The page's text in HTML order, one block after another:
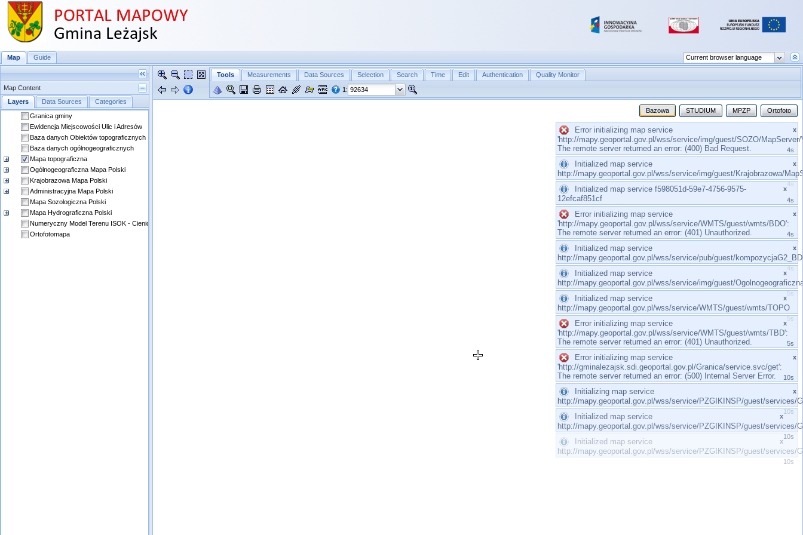
Map Guide
Tools Measurements Data Sources Selection Search Time Edit Authentication Quality Monitor
1:
Bazowa STUDIUM MPZP Ortofoto
x
Error initializing map service
'http://mapy.geoportal.gov.pl/wss/service/img/guest/SOZO/
The remote server returned an error: (400) Bad Request.
3s
x
Initialized map service
http://mapy.geoportal.gov.pl/wss/service/img/guest/Krajobrazowa/
3s
x
Initialized map service f598051d-59e7-4756-9575-
12efcaf851cf
4s
x
Error initializing map service
'http://mapy.geoportal.gov.pl/wss/service/WMTS/guest/wmts/BDO':
The remote server returned an error: (401) Unauthorized.
4s
x
Initialized map service
http://mapy.geoportal.gov.pl/wss/service/pub/guest/
4s
x
Initialized map service
http://mapy.geoportal.gov.pl/wss/service/img/guest/
4s
x
Initialized map service
http://mapy.geoportal.gov.pl/wss/service/WMTS/guest/wmts/TOPO
4s
x
Error initializing map service
'http://mapy.geoportal.gov.pl/wss/service/WMTS/guest/wmts/TBD':
The remote server returned an error: (401) Unauthorized.
5s
x
Error initializing map service
'http://gminalezajsk.sdi.geoportal.gov.pl/Granica/service.svc/get':
The remote server returned an error: (500) Internal Server Error.
10s
x
Initializing map service
http://mapy.geoportal.gov.pl/wss/service/PZGIKINSP/guest/services/
10s
x
Initialized map service
http://mapy.geoportal.gov.pl/wss/service/PZGIKINSP/guest/services/
10s
x
Initialized map service
http://mapy.geoportal.gov.pl/wss/service/PZGIKINSP/guest/services/
10s
Map Content
Layers
Data Sources
Categories
Granica gminy
Ewidencja Miejscowości Ulic i Adresów
Baza danych Obiektów topograficznych
Baza danych ogólnogeograficznych
Mapa topograficzna
Ogólnogeograficzna Mapa Polski
Krajobrazowa Mapa Polski
Administracyjna Mapa Polski
Mapa Sozologiczna Polski
Mapa Hydrograficzna Polski
Numeryczny Model Terenu ISOK - Cieniowanie i Hipsometria
Ortofotomapa